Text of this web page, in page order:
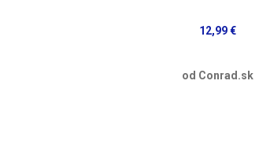
12,99 €
od Conrad.sk